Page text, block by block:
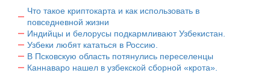
Что такое криптокарта и как использовать в
повседневной жизни
Индийцы и белорусы подкармливают Узбекистан.
Узбеки любят кататься в Россию.
В Псковскую область потянулись переселенцы
Каннаваро нашел в узбекской сборной «крота».